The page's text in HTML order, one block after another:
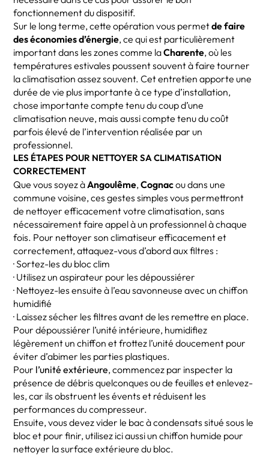
fonctionnement du dispositif.
Sur le long terme, cette opération vous permetde faire
des économies d’énergie, ce qui est particulièrement
important dans les zones comme laCharente, où les
températures estivales poussent souvent à faire tourner
la climatisation assez souvent. Cet entretien apporte une
durée de vie plus importante à ce type d’installation,
chose importante compte tenu du coup d’une
climatisation neuve, mais aussi compte tenu du coût
parfois élevé de l’intervention réalisée par un
professionnel.
LES ÉTAPES POUR NETTOYER SA CLIMATISATION
CORRECTEMENT
Que vous soyez àAngoulême,Cognacou dans une
commune voisine, ces gestes simples vous permettront
de nettoyer efficacement votre climatisation, sans
nécessairement faire appel à un professionnel à chaque
fois. Pour nettoyer son climatiseur efficacement et
correctement, attaquez-vous d’abord aux filtres :
· Sortez-les du bloc clim
· Utilisez un aspirateur pour les dépoussiérer
· Nettoyez-les ensuite à l’eau savonneuse avec un chiffon
humidifié
· Laissez sécher les filtres avant de les remettre en place.
Pour dépoussiérer l’unité intérieure, humidifiez
légèrement un chiffon et frottez l’unité doucement pour
éviter d’abimer les parties plastiques.
Pour l’unité extérieure, commencez par inspecter la
présence de débris quelconques ou de feuilles et enlevez-
les, car ils obstruent les évents et réduisent les
performances du compresseur.
Ensuite, vous devez vider le bac à condensats situé sous le
bloc et pour finir, utilisez ici aussi un chiffon humide pour
nettoyer la surface extérieure du bloc.